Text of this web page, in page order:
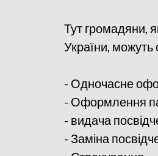
Тут громадяни,
України, можуть
- Одночасне
- Оформлення
- видача
- Заміна